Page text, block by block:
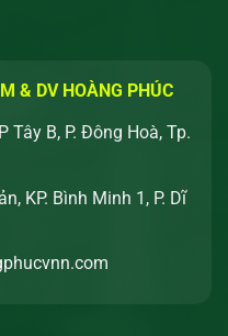
& DV HOÀNG PHÚC
Tây B, P. Đông Hoà, Tp.
KP. Bình Minh 1, P. Dĩ